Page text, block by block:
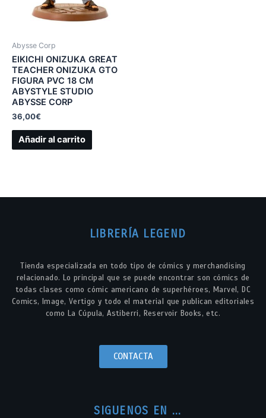
Abysse Corp
EIKICHI ONIZUKA GREAT
TEACHER ONIZUKA GTO
FIGURA PVC 18 CM
ABYSTYLE STUDIO
ABYSSE CORP
36,00€
Añadir al carrito
LIBRERÍA LEGEND
Tienda especializada en todo tipo de cómics y merchandising
relacionado. Lo principal que se puede encontrar son cómics de
todas clases como cómic americano de superhéroes, Marvel, DC
Comics, Image, Vertigo y todo el material que publican editoriales
como La Cúpula, Astiberri, Reservoir Books, etc.
CONTACTA
SIGUENOS EN ...